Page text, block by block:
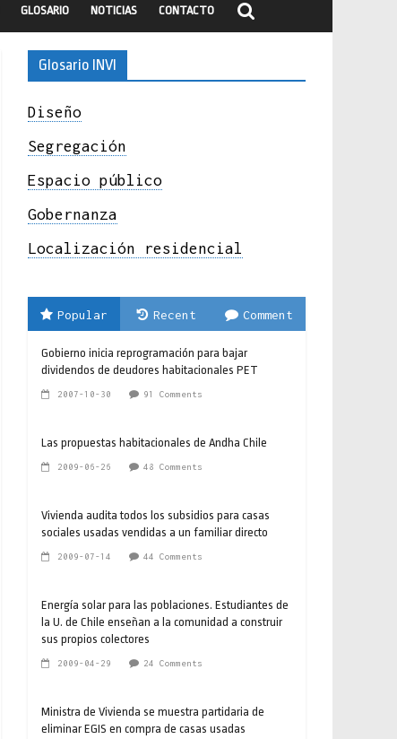
GLOSARIO NOTICIAS CONTACTO
Glosario INVI
Diseño
Segregación
Espacio público
Gobernanza
Localización residencial
Popular Recent Comment
Gobierno inicia reprogramación para bajar
dividendos de deudores habitacionales PET
2007-10-30 91 Comments
Las propuestas habitacionales de Andha Chile
2009-06-26 48 Comments
Vivienda audita todos los subsidios para casas
sociales usadas vendidas a un familiar directo
2009-07-14 44 Comments
Energía solar para las poblaciones. Estudiantes de
la U. de Chile enseñan a la comunidad a construir
sus propios colectores
2009-04-29 24 Comments
Ministra de Vivienda se muestra partidaria de
eliminar EGIS en compra de casas usadas